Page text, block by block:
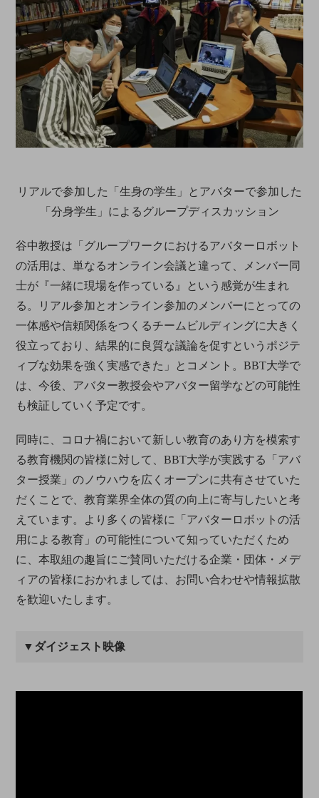
リアルで参加した「生身の学生」とアバターで参加した
「分身学生」によるグループディスカッション
谷中教授は「グループワークにおけるアバターロボット
の活用は、単なるオンライン会議と違って、メンバー同
士が『一緒に現場を作っている』という感覚が生まれ
る。リアル参加とオンライン参加のメンバーにとっての
一体感や信頼関係をつくるチームビルディングに大きく
役立っており、結果的に良質な議論を促すというポジテ
ィブな効果を強く実感できた」とコメント。BBT大学で
は、今後、アバター教授会やアバター留学などの可能性
も検証していく予定です。
同時に、コロナ禍において新しい教育のあり方を模索す
る教育機関の皆様に対して、BBT大学が実践する「アバ
ター授業」のノウハウを広くオープンに共有させていた
だくことで、教育業界全体の質の向上に寄与したいと考
えています。より多くの皆様に「アバターロボットの活
用による教育」の可能性について知っていただくため
に、本取組の趣旨にご賛同いただける企業・団体・メデ
ィアの皆様におかれましては、お問い合わせや情報拡散
を歓迎いたします。
▼ダイジェスト映像